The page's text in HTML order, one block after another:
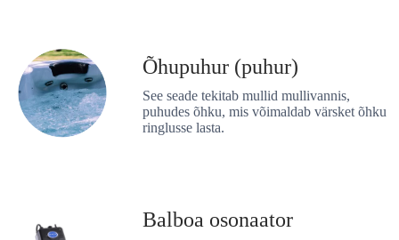
Õhupuhur (puhur)
See seade tekitab mullid mullivannis,
puhudes õhku, mis võimaldab värsket õhku
ringlusse lasta.
Balboa osonaator